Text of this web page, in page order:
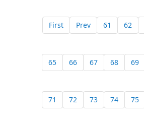
First Prev 61 62
65 66 67 68 69
71 72 73 74 75